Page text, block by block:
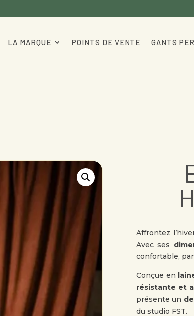
LA MARQUE POINTS DE VENTE GANTS
Affrontez
Avec ses
confortable,
Conçue en
résistante et
présente un
du studio FST.